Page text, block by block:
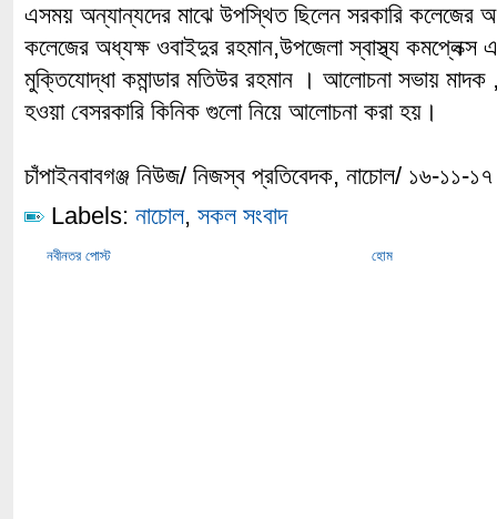
এসময় অন্যান্যদের মাঝে উপস্থিত ছিলেন সরকারি কলেজের
কলেজের অধ্যক্ষ ওবাইদুর রহমান,উপজেলা স্বাস্থ্য কমপ্লেক্স
মুক্তিযোদ্ধা কমান্ডার মতিউর রহমান । আলোচনা সভায় মাদক
হওয়া বেসরকারি কিনিক গুলো নিয়ে আলোচনা করা হয়।
চাঁপাইনবাবগঞ্জ নিউজ/ নিজস্ব প্রতিবেদক, নাচোল/ ১৬-১১-১৭
Labels: নাচোল, সকল সংবাদ
নবীনতর পোস্ট হোম